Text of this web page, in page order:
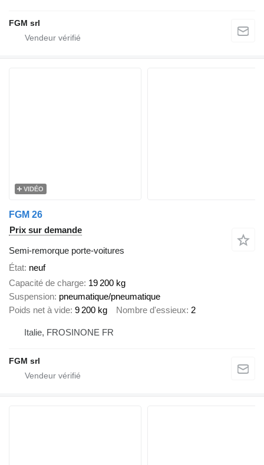
FGM srl
VIDÉO
FGM 26
Prix sur demande
Semi-remorque porte-voitures
État neuf
Capacité de charge 19 200 kg
Suspension pneumatique/pneumatique
Poids net à vide 9 200 kg Nombre d'essieux 2
Italie, FROSINONE FR
FGM srl